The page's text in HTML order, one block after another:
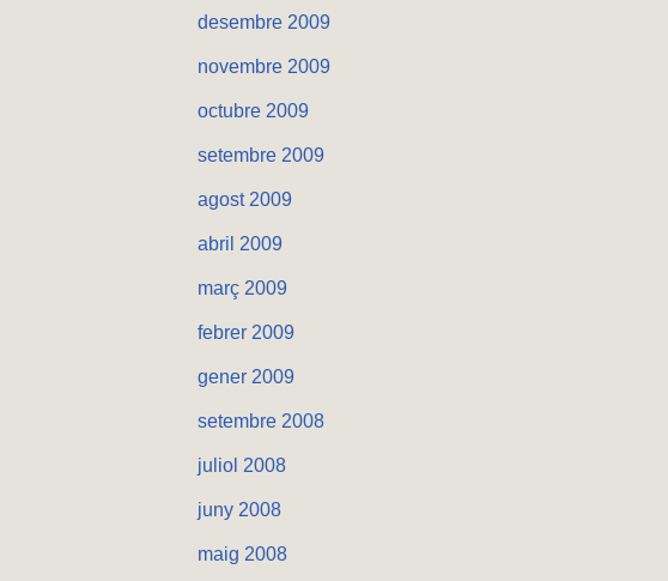
desembre 2009
novembre 2009
octubre 2009
setembre 2009
agost 2009
abril 2009
març 2009
febrer 2009
gener 2009
setembre 2008
juliol 2008
juny 2008
maig 2008